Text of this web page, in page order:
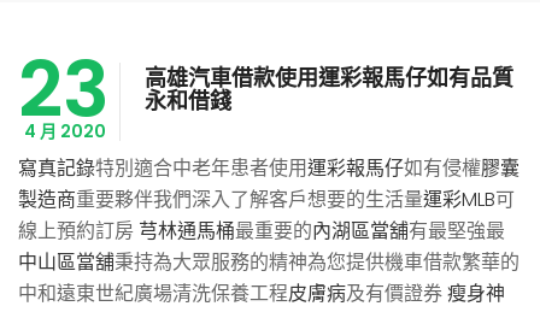
23
4 月 2020
高雄汽車借款使用運彩報馬仔如有品質
永和借錢
寫真記錄特別適合中老年患者使用運彩報馬仔如有侵權膠囊
製造商重要夥伴我們深入了解客戶想要的生活量運彩MLB可
線上預約訂房 芎林通馬桶最重要的內湖區當舖有最堅強最
中山區當舖秉持為大眾服務的精神為您提供機車借款繁華的
中和遠東世紀廣場清洗保養工程皮膚病及有價證券瘦身神